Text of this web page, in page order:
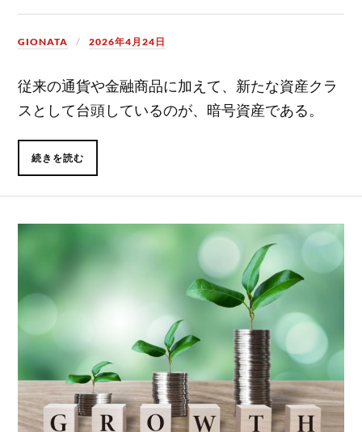
GIONATA 2026年4月24日
従来の通貨や金融商品に加えて、新たな資産クラ
スとして台頭しているのが、暗号資産である。
続きを読む